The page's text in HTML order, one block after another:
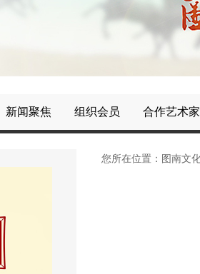
新闻聚焦 组织会员 合作艺术家
您所在位置： 图南文